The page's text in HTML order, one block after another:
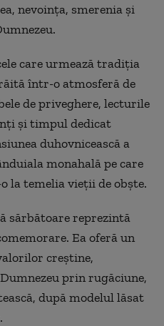
nevoința, smerenia și
care urmează tradiția
într-o atmosferă de
de priveghere, lecturile
și timpul dedicat
duhovnicească a
monahală pe care
la temelia vieții de obște.
sărbătoare reprezintă
Ea oferă un
creștine,
prin rugăciune,
după modelul lăsat